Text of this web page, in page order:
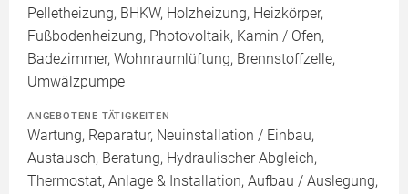
Pelletheizung, BHKW, Holzheizung, Heizkörper,
Fußbodenheizung, Photovoltaik, Kamin / Ofen,
Badezimmer, Wohnraumlüftung, Brennstoffzelle,
Umwälzpumpe
ANGEBOTENE TÄTIGKEITEN
Wartung, Reparatur, Neuinstallation / Einbau,
Austausch, Beratung, Hydraulischer Abgleich,
Thermostat, Anlage & Installation, Aufbau / Auslegung,